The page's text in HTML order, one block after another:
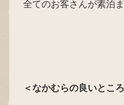
全てのお客さんが素泊
＜なかむらの良いとこ